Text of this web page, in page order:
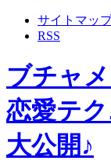
サイトマッ
RSS
ブチャ
恋愛テ
大公開♪